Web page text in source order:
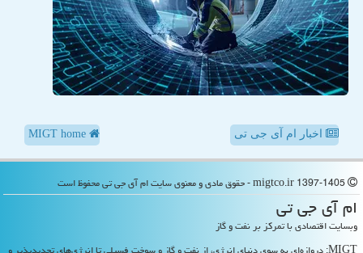
اخبار ام آی جی تی
ام آی جی تی
وبسایت اقتصادی با تمرکز بر نفت و گاز